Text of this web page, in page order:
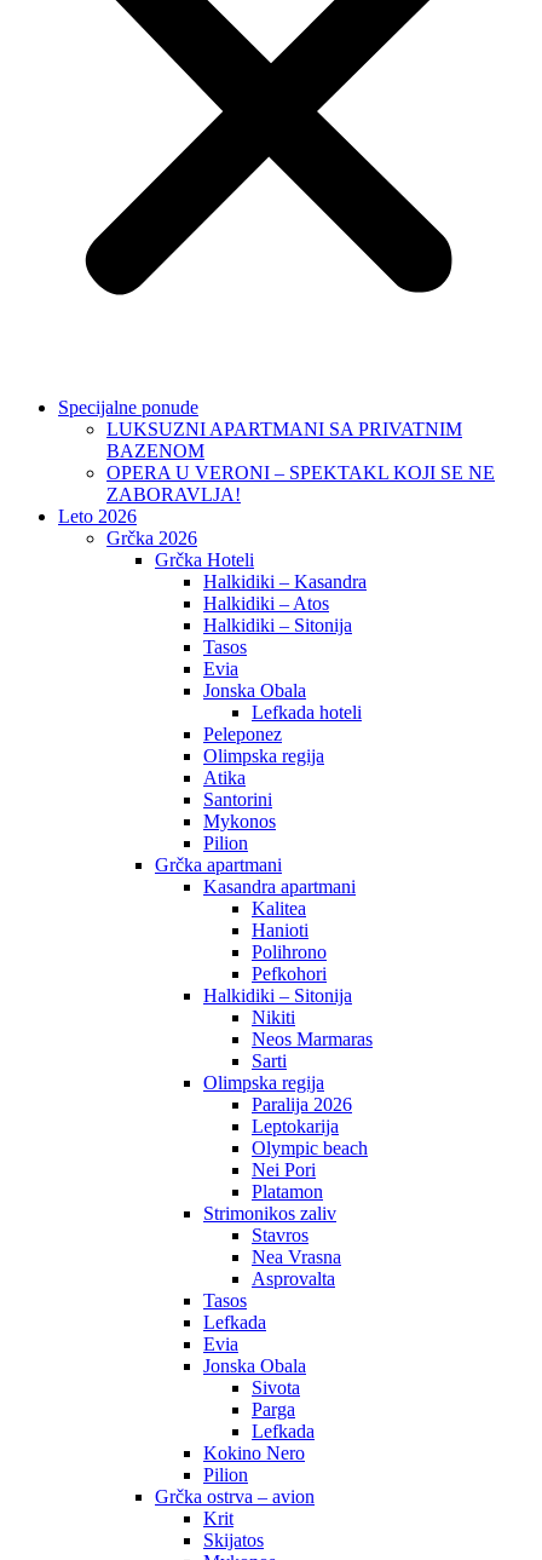
Specijalne ponude
LUKSUZNI APARTMANI SA PRIVATNIM
BAZENOM
OPERA U VERONI – SPEKTAKL KOJI SE NE
ZABORAVLJA!
Leto 2026
Grčka 2026
Grčka Hoteli
Halkidiki – Kasandra
Halkidiki – Atos
Halkidiki – Sitonija
Tasos
Evia
Jonska Obala
Lefkada hoteli
Peleponez
Olimpska regija
Atika
Santorini
Mykonos
Pilion
Grčka apartmani
Kasandra apartmani
Kalitea
Hanioti
Polihrono
Pefkohori
Halkidiki – Sitonija
Nikiti
Neos Marmaras
Sarti
Olimpska regija
Paralija 2026
Leptokarija
Olympic beach
Nei Pori
Platamon
Strimonikos zaliv
Stavros
Nea Vrasna
Asprovalta
Tasos
Lefkada
Evia
Jonska Obala
Sivota
Parga
Lefkada
Kokino Nero
Pilion
Grčka ostrva – avion
Krit
Skijatos